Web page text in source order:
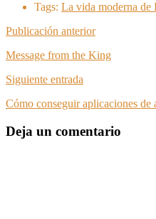
Tags: La vida moderna de
Publicación anterior
Message from the King
Siguiente entrada
Cómo conseguir aplicaciones
Deja un comentario